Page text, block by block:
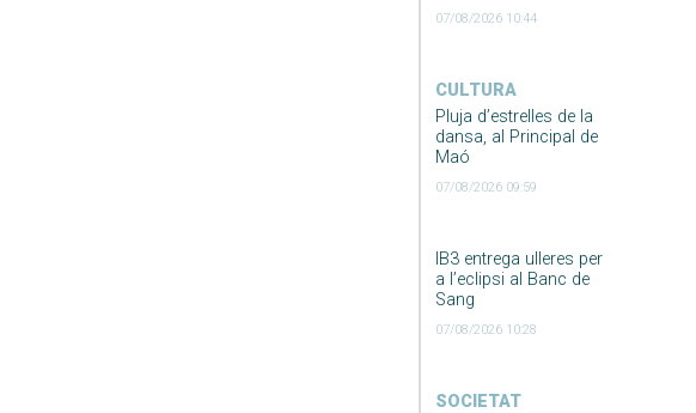
07/08/2026 10:44
CULTURA
Pluja d’estrelles de la
dansa, al Principal de
Maó
07/08/2026 09:59
IB3 entrega ulleres per
a l’eclipsi al Banc de
Sang
07/08/2026 10:28
SOCIETAT